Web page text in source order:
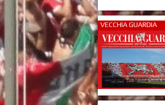
VECCHIA GUARDIA